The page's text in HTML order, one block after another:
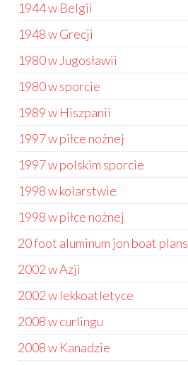
1944 w Belgii
1948 w Grecji
1980 w Jugosławii
1980 w sporcie
1989 w Hiszpanii
1997 w piłce nożnej
1997 w polskim sporcie
1998 w kolarstwie
1998 w piłce nożnej
20 foot aluminum jon boat plans
2002 w Azji
2002 w lekkoatletyce
2008 w curlingu
2008 w Kanadzie